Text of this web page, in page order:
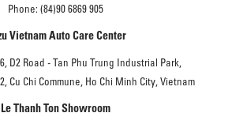
Phone: (84)90 6869 905
Vietnam Auto Care Center
D2 Road - Tan Phu Trung Industrial Park,
Cu Chi Commune, Ho Chi Minh City, Vietnam
Le Thanh Ton Showroom